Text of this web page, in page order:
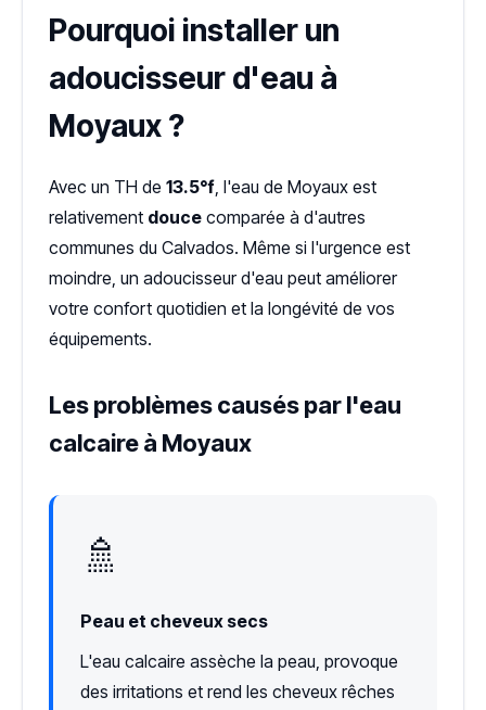
Pourquoi installer un
adoucisseur d'eau à
Moyaux ?
Avec un TH de 13.5°f, l'eau de Moyaux est
relativement douce comparée à d'autres
communes du Calvados. Même si l'urgence est
moindre, un adoucisseur d'eau peut améliorer
votre confort quotidien et la longévité de vos
équipements.
Les problèmes causés par l'eau
calcaire à Moyaux
🚿
Peau et cheveux secs
L'eau calcaire assèche la peau, provoque
des irritations et rend les cheveux rêches